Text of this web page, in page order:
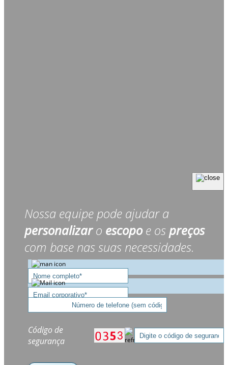
Nossa equipe pode ajudar a
personalizaro escopoe ospreços
com base nas suas necessidades.
Código de
segurança